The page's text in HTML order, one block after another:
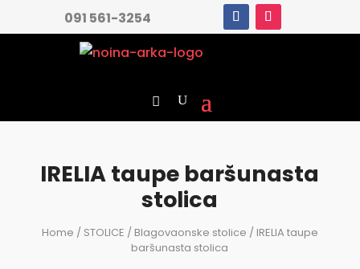
091 561-3254
IRELIA taupe baršunasta
stolica
Home / STOLICE / Blagovaonske stolice / IRELIA taupe
baršunasta stolica